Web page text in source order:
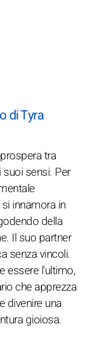
di Tyra
tra
sensi. Per
innamora in
della
Il suo partner
senza vincoli.
essere l'ultimo,
che apprezza
divenire una
gioiosa.